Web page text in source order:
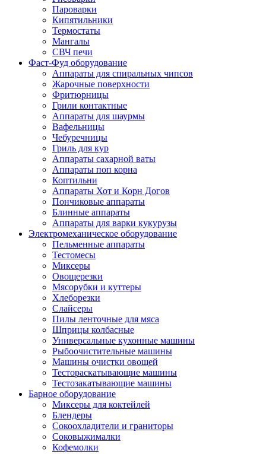
Пароварки
Кипятильники
Термостаты
Мангалы
СВЧ печи
Фаст-Фуд оборудование
Аппараты для спиральных чипсов
Жарочные поверхности
Фритюрницы
Грили контактные
Аппараты для шаурмы
Вафельницы
Чебуречницы
Гриль для кур
Аппараты сахарной ваты
Аппараты поп корна
Коптильни
Аппараты Хот и Корн Догов
Пончиковые аппараты
Блинные аппараты
Аппараты для варки кукурузы
Электромеханическое оборудование
Пельменные аппараты
Тестомесы
Миксеры
Овощерезки
Мясорубки и куттеры
Хлеборезки
Слайсеры
Пилы ленточные для мяса
Шприцы колбасные
Универсальные кухонные машины
Рыбоочистительные машины
Машины очистки овощей
Тестораскатывающие машины
Тестозакатывающие машины
Барное оборудование
Миксеры для коктейлей
Блендеры
Сокоохладители и граниторы
Соковыжималки
Кофемолки